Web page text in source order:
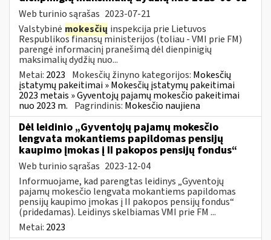
Web turinio sąrašas 2023-07-21
Valstybinė mokesčių inspekcija prie Lietuvos
Respublikos finansų ministerijos (toliau - VMI prie FM)
parengė informacinį pranešimą dėl dienpinigių
maksimalių dydžių nuo...
Metai: 2023 Mokesčių žinyno kategorijos: Mokesčių
įstatymų pakeitimai » Mokesčių įstatymų pakeitimai
2023 metais » Gyventojų pajamų mokesčio pakeitimai
nuo 2023 m. Pagrindinis: Mokesčio naujiena
Dėl leidinio „Gyventojų pajamų mokesčio
lengvata mokantiems papildomas pensijų
kaupimo įmokas į II pakopos pensijų fondus“
Web turinio sąrašas 2023-12-04
Informuojame, kad parengtas leidinys „Gyventojų
pajamų mokesčio lengvata mokantiems papildomas
pensijų kaupimo įmokas į II pakopos pensijų fondus“
(pridedamas). Leidinys skelbiamas VMI prie FM ...
Metai: 2023